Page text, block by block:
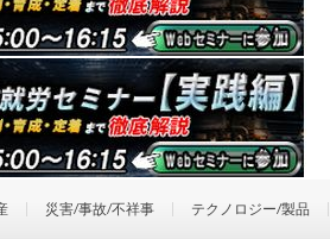
災害/事故/不祥事 テクノロジー/製品